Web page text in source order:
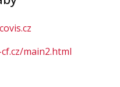
main2.html